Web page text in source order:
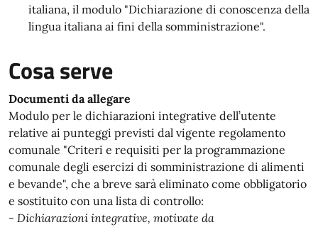
italiana, il modulo "Dichiarazione di conoscenza della
lingua italiana ai fini della somministrazione".
Cosa serve
Documenti da allegare
Modulo per le dichiarazioni integrative dell’utente
relative ai punteggi previsti dal vigente regolamento
comunale "Criteri e requisiti per la programmazione
comunale degli esercizi di somministrazione di alimenti
e bevande", che a breve sarà eliminato come obbligatorio
e sostituito con una lista di controllo:
- Dichiarazioni integrative, motivate da